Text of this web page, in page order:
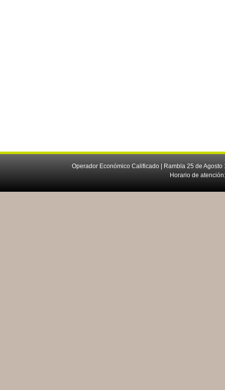
Operador Económico Calificado | Rambla 25 de
Horario de